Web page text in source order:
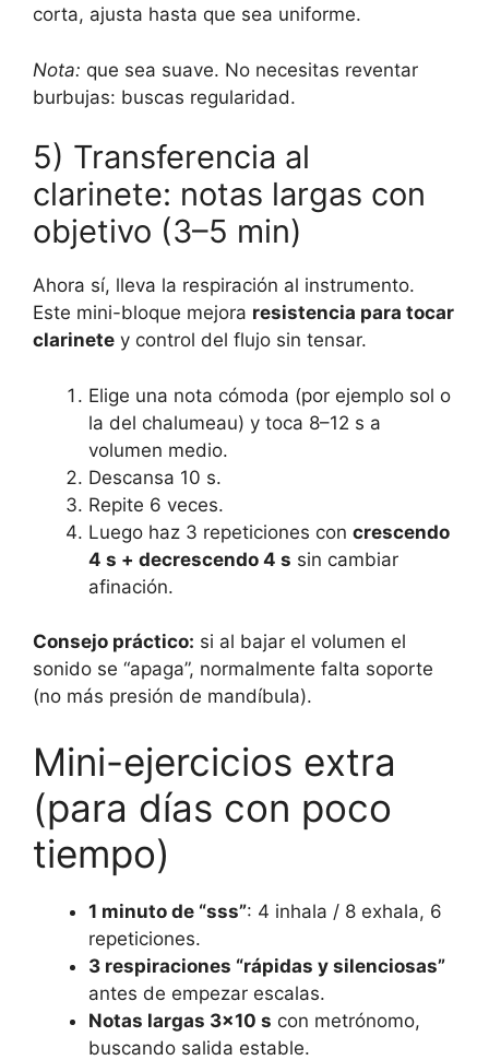
corta, ajusta hasta que sea uniforme.
Nota: que sea suave. No necesitas reventar
burbujas: buscas regularidad.
5) Transferencia al
clarinete: notas largas con
objetivo (3–5 min)
Ahora sí, lleva la respiración al instrumento.
Este mini-bloque mejora resistencia para tocar
clarinete y control del flujo sin tensar.
Elige una nota cómoda (por ejemplo sol o
la del chalumeau) y toca 8–12 s a
volumen medio.
Descansa 10 s.
Repite 6 veces.
Luego haz 3 repeticiones con crescendo
4 s + decrescendo 4 s sin cambiar
afinación.
Consejo práctico: si al bajar el volumen el
sonido se “apaga”, normalmente falta soporte
(no más presión de mandíbula).
Mini-ejercicios extra
(para días con poco
tiempo)
1 minuto de “sss”: 4 inhala / 8 exhala, 6
repeticiones.
3 respiraciones “rápidas y silenciosas”
antes de empezar escalas.
Notas largas 3×10 s con metrónomo,
buscando salida estable.